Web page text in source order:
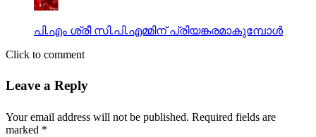
പി.എം ശ്രീ സി.പി.എമ്മിന് പ്രിയങ്കരമാകുമ്പോള്‍
Click to comment
Leave a Reply
Your email address will not be published. Required fields are
marked *